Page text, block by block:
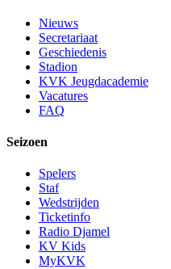
Nieuws
Secretariaat
Geschiedenis
Stadion
KVK Jeugdacademie
Vacatures
FAQ
Seizoen
Spelers
Staf
Wedstrijden
Ticketinfo
Radio Djamel
KV Kids
MyKVK